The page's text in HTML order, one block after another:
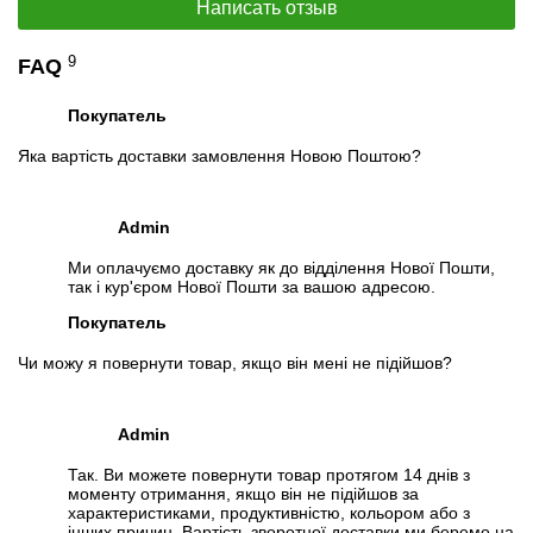
Отслеживать на Facebook
Написать отзыв
FAQ 9
Покупатель
Яка вартість доставки замовлення Новою Поштою?
Admin
Ми оплачуємо доставку як до відділення Нової Пошти,
так і кур'єром Нової Пошти за вашою адресою.
Покупатель
Чи можу я повернути товар, якщо він мені не підійшов?
Admin
Так. Ви можете повернути товар протягом 14 днів з
моменту отримання, якщо він не підійшов за
характеристиками, продуктивністю, кольором або з